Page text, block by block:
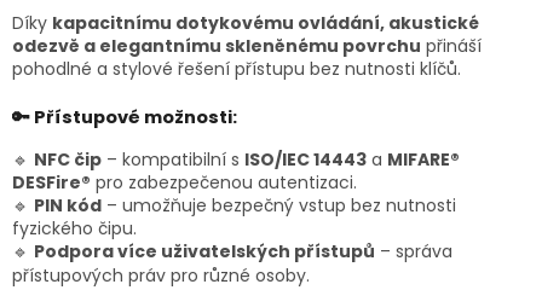
Díky kapacitnímu dotykovému ovládání, akustické
odezvě a elegantnímu skleněnému povrchu přináší
pohodlné a stylové řešení přístupu bez nutnosti klíčů.
🔑 Přístupové možnosti:
🔹 NFC čip – kompatibilní s ISO/IEC 14443 a MIFARE®
DESFire® pro zabezpečenou autentizaci.
🔹 PIN kód – umožňuje bezpečný vstup bez nutnosti
fyzického čipu.
🔹 Podpora více uživatelských přístupů – správa
přístupových práv pro různé osoby.